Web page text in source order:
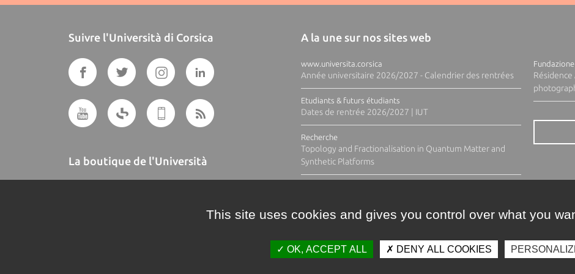
Suivre l'Università di Corsica
La boutique de l'Università
A la une sur nos sites web
www.universita.corsica
Année universitaire 2026/2027 - Calendrier des rentrées
Etudiants & futurs étudiants
Dates de rentrée 2026/2027 | IUT
Recherche
Topology and Fractionalisation in Quantum Matter and
Synthetic Platforms
Résidence
This site uses cookies and gives you control over what you
OK, ACCEPT ALL DENY ALL COOKIES